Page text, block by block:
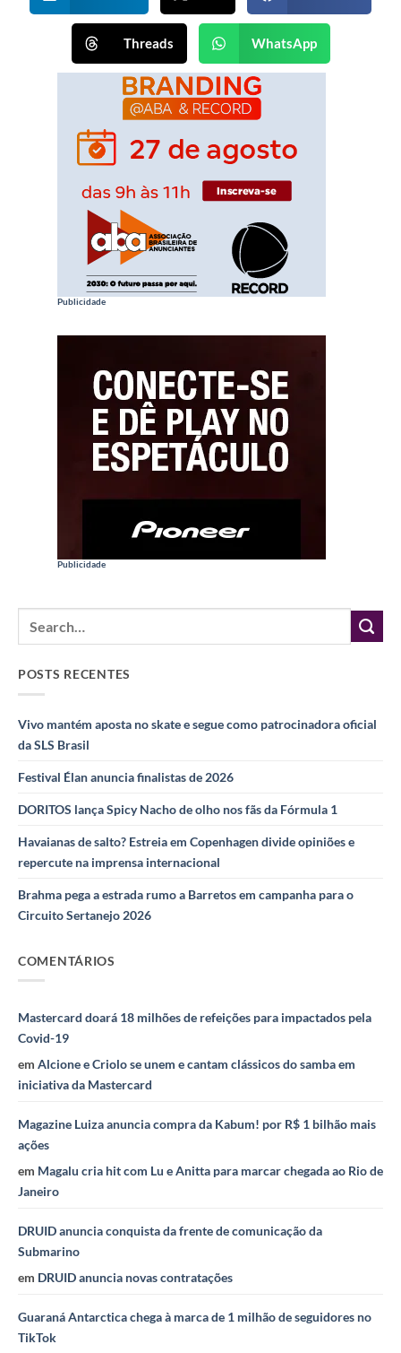
Threads WhatsApp
Publicidade
Publicidade
POSTS RECENTES
Vivo mantém aposta no skate e segue como patrocinadora oficial
da SLS Brasil
Festival Élan anuncia finalistas de 2026
DORITOS lança Spicy Nacho de olho nos fãs da Fórmula 1
Havaianas de salto? Estreia em Copenhagen divide opiniões e
repercute na imprensa internacional
Brahma pega a estrada rumo a Barretos em campanha para o
Circuito Sertanejo 2026
COMENTÁRIOS
Mastercard doará 18 milhões de refeições para impactados pela
Covid-19
em Alcione e Criolo se unem e cantam clássicos do samba em
iniciativa da Mastercard
Magazine Luiza anuncia compra da Kabum! por R$ 1 bilhão mais
ações
em Magalu cria hit com Lu e Anitta para marcar chegada ao Rio de
Janeiro
DRUID anuncia conquista da frente de comunicação da
Submarino
em DRUID anuncia novas contratações
Guaraná Antarctica chega à marca de 1 milhão de seguidores no
TikTok